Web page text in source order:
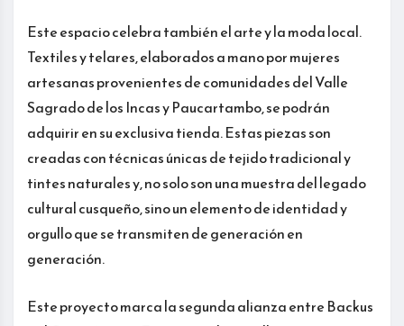
Este espacio celebra también el arte y la moda local.
Textiles y telares, elaborados a mano por mujeres
artesanas provenientes de comunidades del Valle
Sagrado de los Incas y Paucartambo, se podrán
adquirir en su exclusiva tienda. Estas piezas son
creadas con técnicas únicas de tejido tradicional y
tintes naturales y, no solo son una muestra del legado
cultural cusqueño, sino un elemento de identidad y
orgullo que se transmiten de generación en
generación.
Este proyecto marca la segunda alianza entre Backus